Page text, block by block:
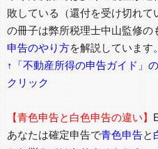
敗している（還付を受け切れて
の冊子は弊所税理士中山監修の
申告のやり方を解説しています。
↑「不動産所得の申告ガイド」
クリック
【青色申告と白色申告の違い】
あなたは確定申告で青色申告と